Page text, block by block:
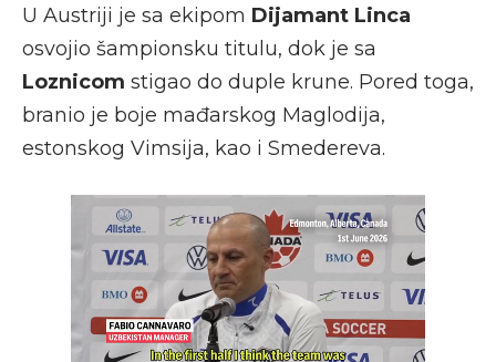
U Austriji je sa ekipom Dijamant Linca
osvojio šampionsku titulu, dok je sa
Loznicom stigao do duple krune. Pored toga,
branio je boje mađarskog Maglodija,
estonskog Vimsija, kao i Smedereva.